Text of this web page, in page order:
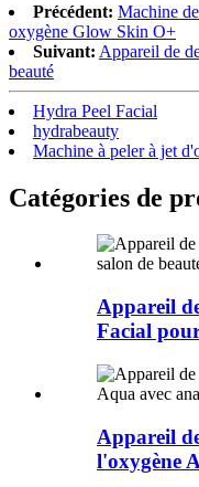
Précédent: Machine
oxygène Glow Skin O+
Suivant: Appareil de
beauté
Hydra Peel Facial
hydrabeauty
Machine à peler à jet
Catégories de
Appareil
Facial
Appareil
l'oxygène